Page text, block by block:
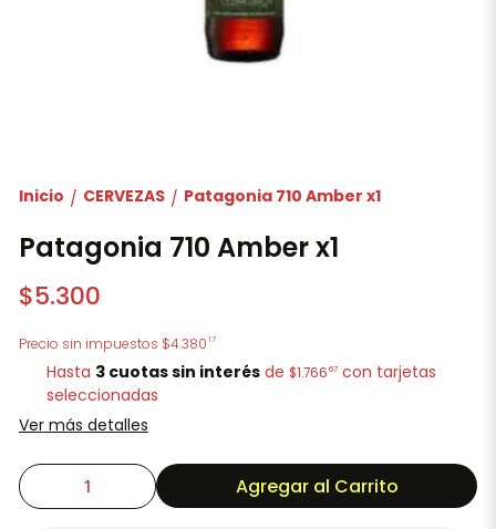
Inicio / CERVEZAS / Patagonia 710 Amber x1
Patagonia 710 Amber x1
$5.300
Precio sin impuestos $4.38017
Hasta 3 cuotas sin interés de $1.766 67 con tarjetas
seleccionadas
Ver más detalles
Agregar al Carrito